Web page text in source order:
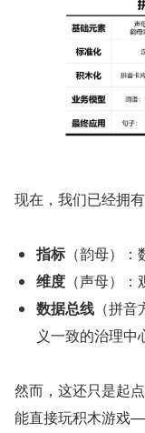
现在，我们已经拥
指标（韵母）：
维度 （声母）：
数据总线 （拼
义一致的治理中
然而，这还只是起
能直接玩积木游戏